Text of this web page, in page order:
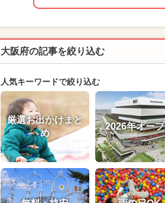
大阪府の記事を絞り込む
人気キーワードで絞り込む
厳選お出かけまと
め
2026年オー